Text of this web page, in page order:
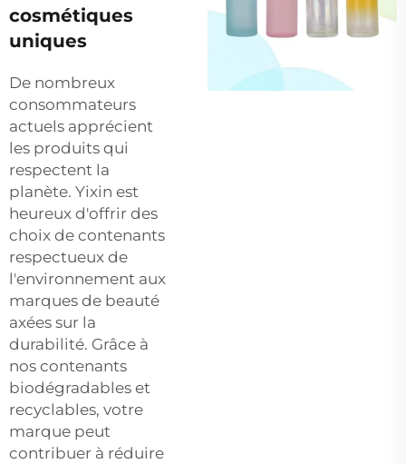
cosmétiques
uniques
De nombreux
consommateurs
actuels apprécient
les produits qui
respectent la
planète. Yixin est
heureux d'offrir des
choix de contenants
respectueux de
l'environnement aux
marques de beauté
axées sur la
durabilité. Grâce à
nos contenants
biodégradables et
recyclables, votre
marque peut
contribuer à réduire